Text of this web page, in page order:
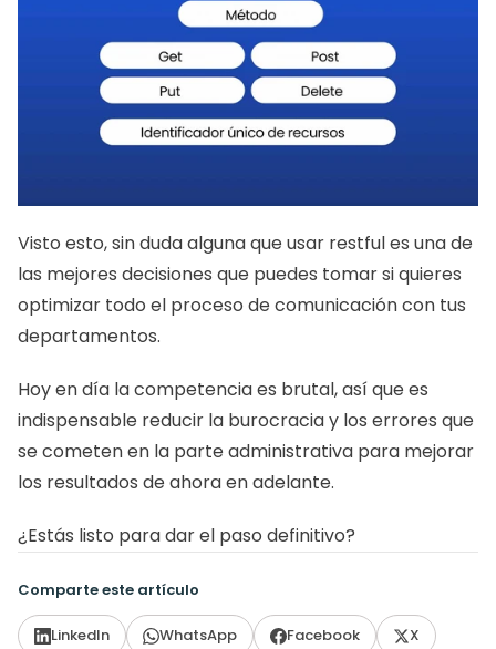
Visto esto, sin duda alguna que usar restful es una de
las mejores decisiones que puedes tomar si quieres
optimizar todo el proceso de comunicación con tus
departamentos.
Hoy en día la competencia es brutal, así que es
indispensable reducir la burocracia y los errores que
se cometen en la parte administrativa para mejorar
los resultados de ahora en adelante.
¿Estás listo para dar el paso definitivo?
Comparte este artículo
LinkedIn WhatsApp Facebook
X